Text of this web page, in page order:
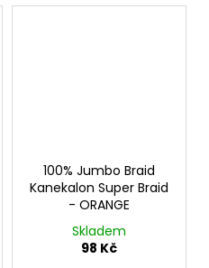
100% Jumbo Braid
Kanekalon Super Braid
- ORANGE
Skladem
98 Kč